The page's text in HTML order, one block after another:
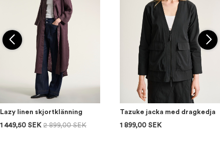
Lazy linen skjortklänning
1 449,50 SEK 2 899,00 SEK
Tazuke jacka med dragkedja
1 899,00 SEK